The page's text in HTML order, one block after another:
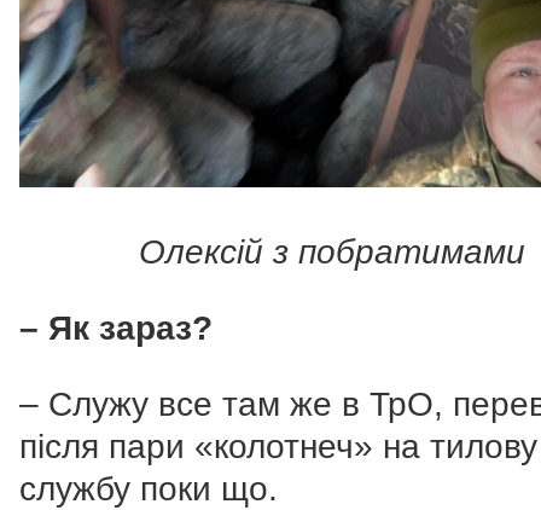
Олексій з побратимами
– Як зараз?
– Служу все там же в ТрО,
після пари «колотнеч» на тилову
службу поки що.